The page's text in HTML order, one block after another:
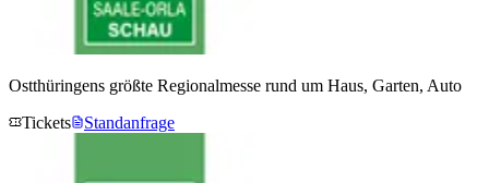
Ostthüringens größte Regionalmesse rund um Haus, Garten, Auto
Tickets
Standanfrage